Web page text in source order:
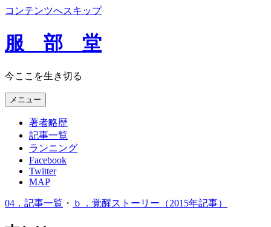
コンテンツへスキップ
服 部 堂
今ここを生き切る
メニュー
著者略歴
記事一覧
ランニング
Facebook
Twitter
MAP
04．記事一覧 ・ ｂ．覚醒ストーリー（2015年記事）